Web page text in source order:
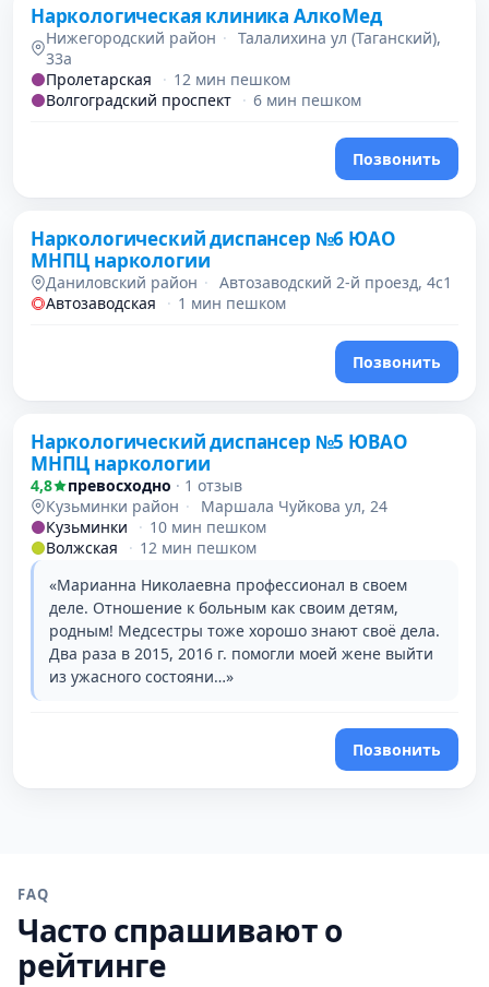
Наркологическая клиника АлкоМед
Нижегородский район · Талалихина ул (Таганский),
33а
Пролетарская
· 12 мин пешком
Волгоградский проспект · 6 мин пешком
Позвонить
Наркологический диспансер №6 ЮАО
МНПЦ наркологии
Даниловский район · Автозаводский 2-й проезд, 4с1
Автозаводская
· 1 мин пешком
Позвонить
Наркологический диспансер №5 ЮВАО
МНПЦ наркологии
4,8 превосходно · 1 отзыв
Кузьминки район ·
Маршала Чуйкова ул, 24
Кузьминки
· 10 мин пешком
Волжская
· 12 мин пешком
«Марианна Николаевна профессионал в своем
деле. Отношение к больным как своим детям,
родным! Медсестры тоже хорошо знают своё дела.
Два раза в 2015, 2016 г. помогли моей жене выйти
из ужасного состояни…»
Позвонить
FAQ
Часто спрашивают о
рейтинге